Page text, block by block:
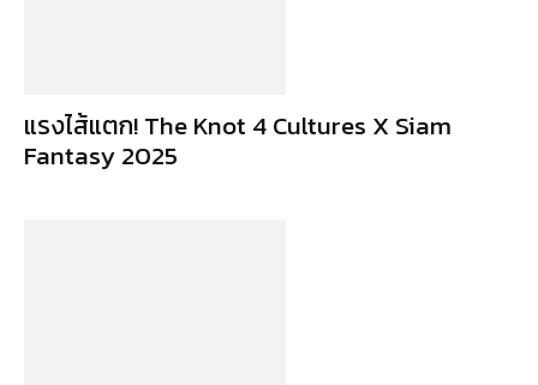
แรงไส้แตก! The Knot 4 Cultures X Siam
Fantasy 2025